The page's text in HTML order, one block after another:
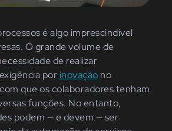
é algo imprescindível
O grande volume de
de realizar
por inovação no
que os colaboradores tenham
funções. No entanto,
podem — e devem — ser